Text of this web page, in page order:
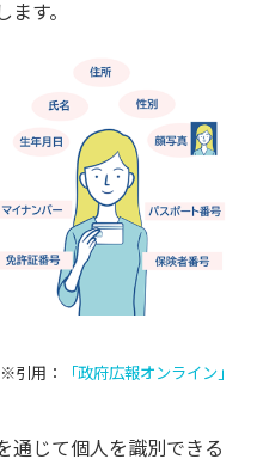
す。
※引用： 「政府広報オンライン」
通じて個人を識別できる